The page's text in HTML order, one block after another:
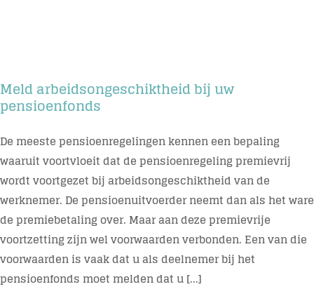
Meld arbeidsongeschiktheid bij uw
pensioenfonds
De meeste pensioenregelingen kennen een bepaling
waaruit voortvloeit dat de pensioenregeling premievrij
wordt voortgezet bij arbeidsongeschiktheid van de
werknemer. De pensioenuitvoerder neemt dan als het ware
de premiebetaling over. Maar aan deze premievrije
voortzetting zijn wel voorwaarden verbonden. Een van die
voorwaarden is vaak dat u als deelnemer bij het
pensioenfonds moet melden dat u [...]